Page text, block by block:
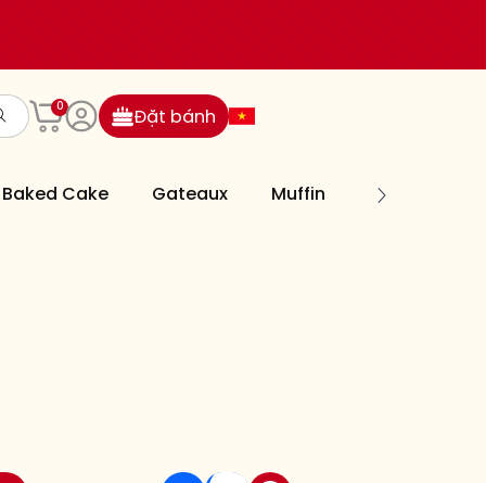
0
Đặt bánh
Baked Cake Gateaux Muffin Cookies